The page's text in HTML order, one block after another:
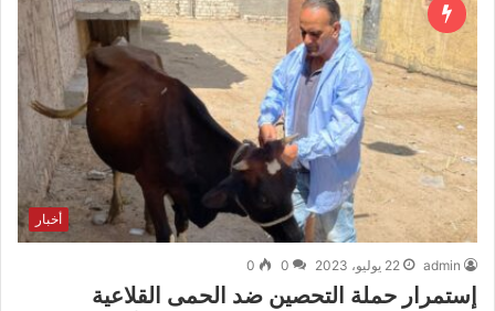
أخبار
admin 22 يوليو، 2023 0
0
إستمرار حملة التحصين ضد الحمى القلاعية